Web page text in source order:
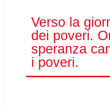
Verso la
dei poveri.
speranza
i poveri.